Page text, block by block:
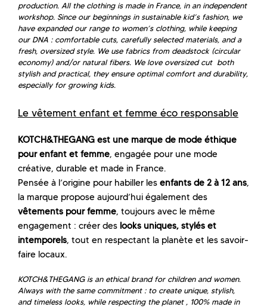
production. All the clothing is made in France, in an independent
workshop. Since our beginnings in sustainable kid’s fashion, we
have expanded our range to women’s clothing, while keeping
our DNA : comfortable cuts, carefully selected materials, and a
fresh, oversized style. We use fabrics from deadstock (circular
economy) and/or natural fibers. We love oversized cut both
stylish and practical, they ensure optimal comfort and durability,
especially for growing kids.
Le vêtement enfant et femme éco responsable
KOTCH&THEGANG est une marque de mode éthique
pour enfant et femme, engagée pour une mode
créative, durable et made in France.
Pensée à l’origine pour habiller les enfants de 2 à 12 ans,
la marque propose aujourd’hui également des
vêtements pour femme, toujours avec le même
engagement : créer des looks uniques, stylés et
intemporels, tout en respectant la planète et les savoir-
faire locaux.
KOTCH&THEGANG is an ethical brand for children and women.
Always with the same commitment : to create unique, stylish,
and timeless looks, while respecting the planet , 100% made in